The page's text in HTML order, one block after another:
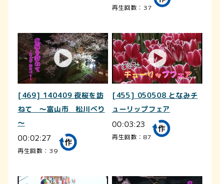
再生回数：37
[469] 140409 夜桜を訪
ねて ～富山市 松川べり
～
00:02:27
再生回数：39
[455] 050508 となみチ
ューリップフェア
00:03:23
再生回数：87